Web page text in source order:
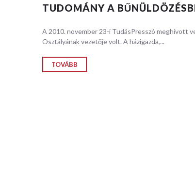
TUDOMÁNY A
A 2010. november 23-i TudásPresszó meghívott
Osztályának vezetője volt. A házigazda,...
TOVÁBB